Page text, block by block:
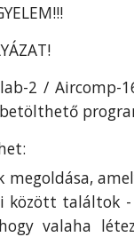
2 / Aircomp-
megoldása,
között találtok
valaha